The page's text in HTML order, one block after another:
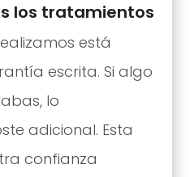
los tratamientos
está
escrita. Si algo
lo
adicional. Esta
confianza